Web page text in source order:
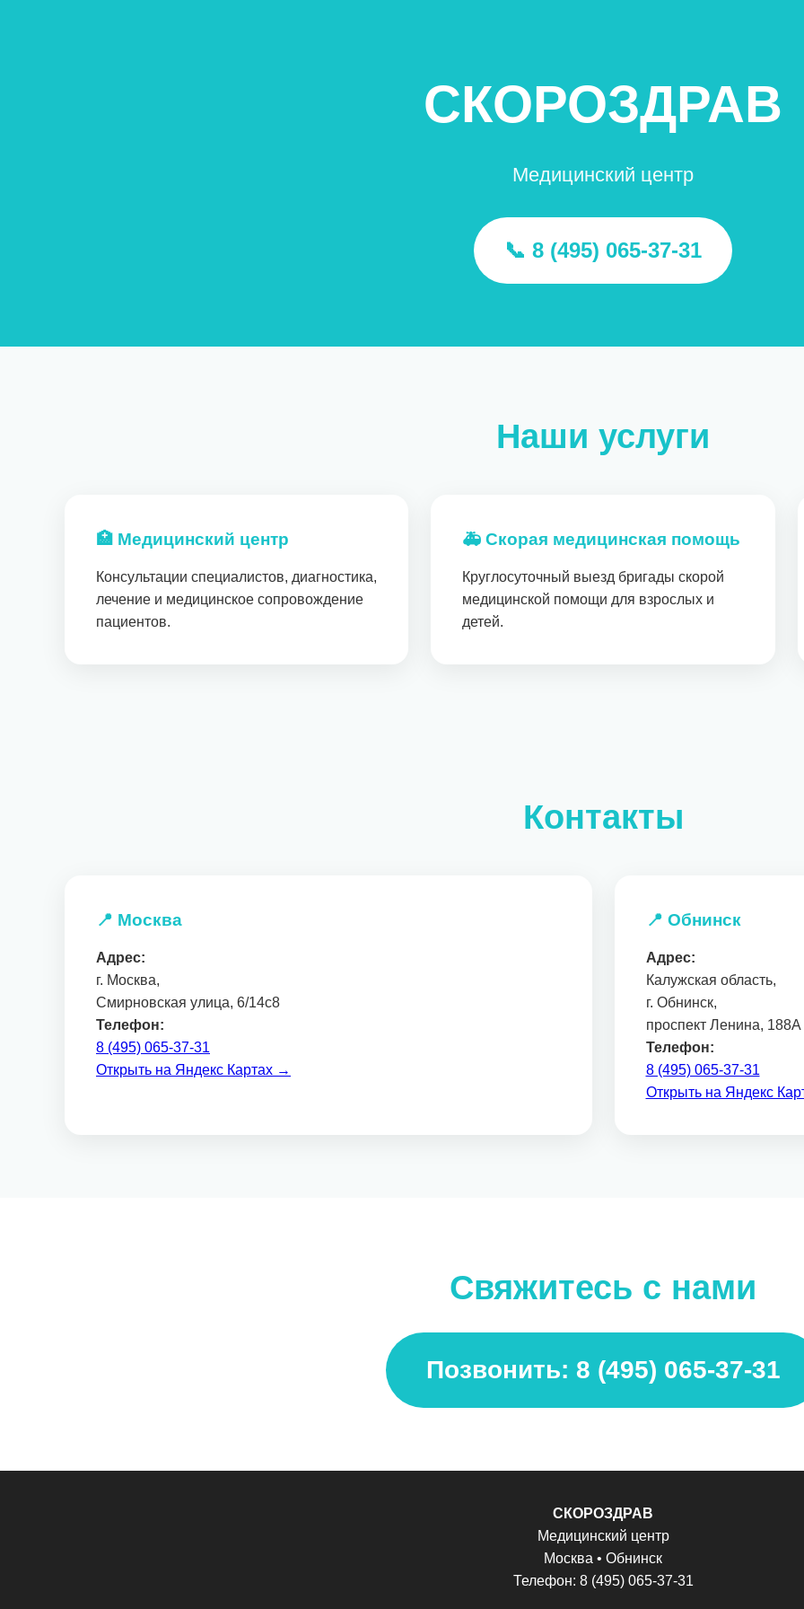
СКОРОЗДРАВ
Медицинский центр
📞 8 (495) 065-37-31
Наши услуги
🏥 Медицинский центр
Консультации специалистов, диагностика,
лечение и медицинское сопровождение
пациентов.
🚑 Скорая медицинская помощь
Круглосуточный выезд бригады скорой
медицинской помощи для взрослых и
детей.
Контакты
📍 Москва
Адрес:
г. Москва,
Смирновская улица, 6/14с8
Телефон:
8 (495) 065-37-31
Открыть на Яндекс Картах →
📍 Обнинск
Адрес:
Калужская область,
г. Обнинск,
проспект Ленина, 188А
Телефон:
8 (495) 065-37-31
Открыть на Яндекс
Свяжитесь с нами
Позвонить: 8 (495) 065-37-31
СКОРОЗДРАВ
Медицинский центр
Москва • Обнинск
Телефон: 8 (495) 065-37-31